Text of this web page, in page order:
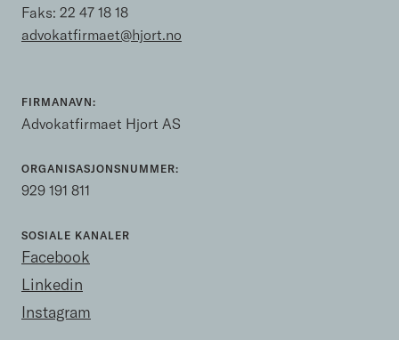
Faks: 22 47 18 18
advokatfirmaet@hjort.no
FIRMANAVN:
Advokatfirmaet Hjort AS
ORGANISASJONSNUMMER:
929 191 811
SOSIALE KANALER
Facebook
Linkedin
Instagram